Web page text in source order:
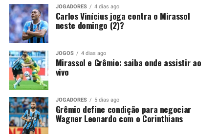
peça importante para o restante da temporada. Por
isso, só admite abrir negociações caso receba uma
proposta de compra que atenda às suas exigências
financeiras.
Você precisa ver também:Kannemann está fora!
Grêmio terá mudança na defesa contra o Mirassol
Grêmio mantém decisão para
liberar Wagner Leonardo
JOGADORES 4 dias ago
Carlos Vinícius joga contra o Mirassol
neste domingo (2)?
JOGOS 4 dias ago
Mirassol e Grêmio: saiba onde assistir ao
vivo
JOGADORES 5 dias ago
Grêmio define condição para negociar
Wagner Leonardo com o Corinthians